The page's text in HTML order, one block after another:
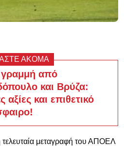
ΑΚΟΜΑ
γραμμή από
και Βρύζα:
αξίες και επιθετικό
μεταγραφή του ΑΠΟΕΛ